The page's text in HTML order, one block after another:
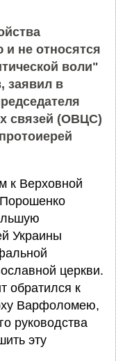
не относятся
воли"
заявил в
связей (ОВЦС)
к Верховной
Украины
церкви.
обратился к
Варфоломею,
руководства
эту